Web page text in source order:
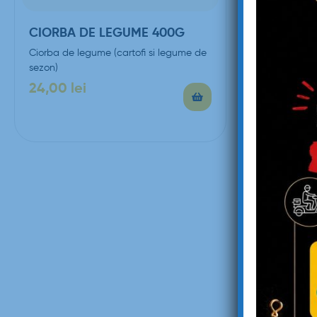
CIORBA DE LEGUME 400G
Ciorba de legume (cartofi si legume de
sezon)
24,00 lei
SUPA
mix fructe
89,00lei